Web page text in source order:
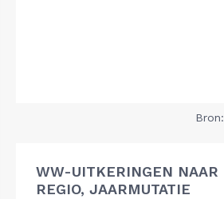
Bron:
WW-UITKERINGEN NAAR
REGIO, JAARMUTATIE